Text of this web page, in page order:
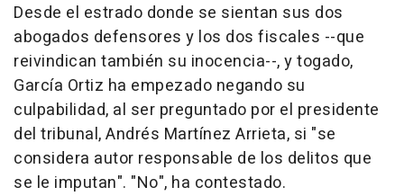
Desde el estrado donde se sientan sus dos
abogados defensores y los dos fiscales --que
reivindican también su inocencia--, y togado,
García Ortiz ha empezado negando su
culpabilidad, al ser preguntado por el presidente
del tribunal, Andrés Martínez Arrieta, si "se
considera autor responsable de los delitos que
se le imputan". "No", ha contestado.